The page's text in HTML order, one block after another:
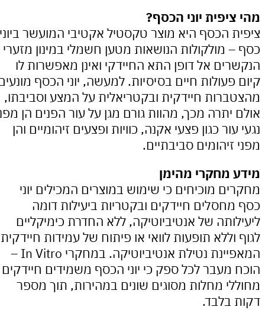
יוני הכסף?
הכסף היא מוצר טקסטיל אקטיבי המועשר ביוני
מולקולות הנושאות מטען חשמלי במינון מזערי
אל דופן התא החיידקי ואינן מאפשרות לו
חיים בסיסיות. למעשה, יוני הכסף מונעים
חיידקית ובקטריאלית על המצע וסביבתו,
מכך, מהוות גורם מגן על עור הפנים הן מפני
כגון פצעי אקנה, כוויות ופצעים זיהומיים והן
סביבתיים.
מחקרי מהימן
מוכיחים כי שימוש במוצרים המכילים יוני
חיידקים ובקטריות ביעילות דומה
של אנטיביוטיקה, ללא החדרת כימיקליים
תופעות לוואי או פיתוח של עמידות חיידקית
המאפיינת נטילת אנטיביוטיקה. במחקרי In Vitro –
לכל ספק כי יוני הכסף משמידים חיידקים
מחלות מסוגים שונים במהירות, תוך מספר